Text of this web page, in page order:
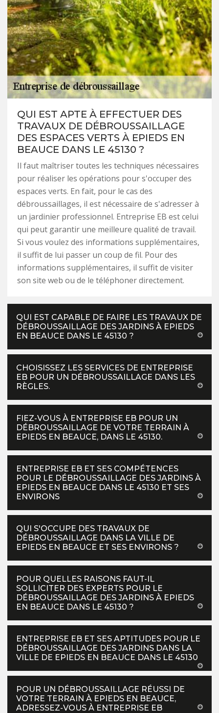
QUI EST APTE À EFFECTUER DES
TRAVAUX DE DÉBROUSSAILLAGE
DES ESPACES VERTS À EPIEDS EN
BEAUCE DANS LE 45130 ?
Il faut maîtriser toutes les techniques nécessaires
pour réaliser les opérations pour s'occuper des
espaces verts. En fait, pour le cas des
débroussaillages, il est nécessaire de s'adresser à
un jardinier professionnel. Entreprise EB est celui
qui peut garantir une meilleure qualité de travail.
Si vous voulez des informations supplémentaires,
il suffit de lui passer un coup de fil. Pour des
informations supplémentaires, il suffit de visiter
son site web ou de le téléphoner directement.
QUI EST CAPABLE DE FAIRE LES TRAVAUX DE
DÉBROUSSAILLAGE DES JARDINS À EPIEDS
EN BEAUCE DANS LE 45130 ?
CHOISISSEZ LES SERVICES DE ENTREPRISE
EB POUR UN DÉBROUSSAILLAGE DANS LES
RÈGLES.
FIEZ-VOUS À ENTREPRISE EB POUR UN
DÉBROUSSAILLAGE DE VOTRE TERRAIN À
EPIEDS EN BEAUCE, DANS LE 45130.
ENTREPRISE EB ET SES COMPÉTENCES
POUR LE DÉBROUSSAILLAGE DES JARDINS À
EPIEDS EN BEAUCE DANS LE 45130 ET SES
ENVIRONS
QUI S'OCCUPE DES TRAVAUX DE
DÉBROUSSAILLAGE DANS LA VILLE DE
EPIEDS EN BEAUCE ET SES ENVIRONS ?
POUR QUELLES RAISONS FAUT-IL
SOLLICITER DES EXPERTS POUR LE
DÉBROUSSAILLAGE DES JARDINS À EPIEDS
EN BEAUCE DANS LE 45130 ?
ENTREPRISE EB ET SES APTITUDES POUR LE
DÉBROUSSAILLAGE DES JARDINS DANS LA
VILLE DE EPIEDS EN BEAUCE DANS LE 45130
POUR UN DÉBROUSSAILLAGE RÉUSSI DE
VOTRE TERRAIN À EPIEDS EN BEAUCE,
ADRESSEZ-VOUS À ENTREPRISE EB